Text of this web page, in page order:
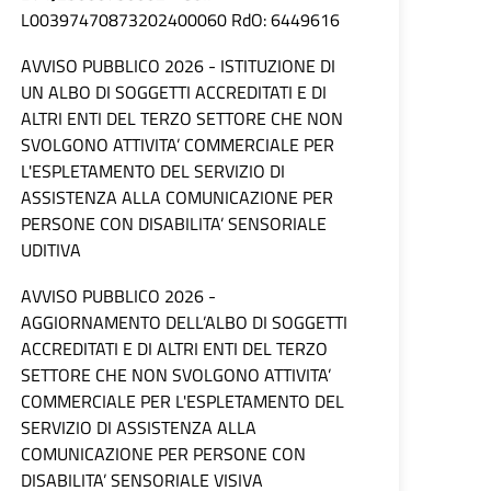
L00397470873202400060 RdO: 6449616
AVVISO PUBBLICO 2026 - ISTITUZIONE DI
UN ALBO DI SOGGETTI ACCREDITATI E DI
ALTRI ENTI DEL TERZO SETTORE CHE NON
SVOLGONO ATTIVITA’ COMMERCIALE PER
L'ESPLETAMENTO DEL SERVIZIO DI
ASSISTENZA ALLA COMUNICAZIONE PER
PERSONE CON DISABILITA’ SENSORIALE
UDITIVA
AVVISO PUBBLICO 2026 -
AGGIORNAMENTO DELL’ALBO DI SOGGETTI
ACCREDITATI E DI ALTRI ENTI DEL TERZO
SETTORE CHE NON SVOLGONO ATTIVITA’
COMMERCIALE PER L'ESPLETAMENTO DEL
SERVIZIO DI ASSISTENZA ALLA
COMUNICAZIONE PER PERSONE CON
DISABILITA’ SENSORIALE VISIVA